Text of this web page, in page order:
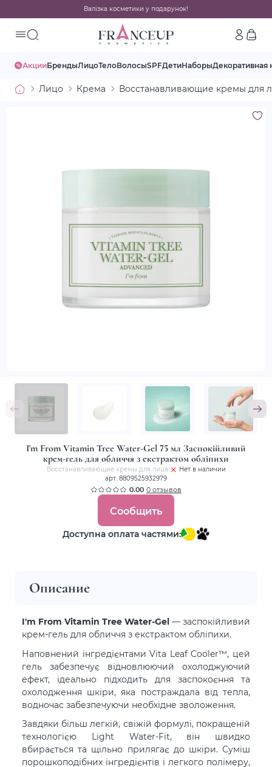
Валізка косметики у подарунок!
АкцииБрендыЛицоТелоВолосыSPFДетиНаборыДекоративная
Лицо Крема Восстанавливающие кремы для
I'm From Vitamin Tree Water-Gel 75 мл Заспокійливий
крем-гель для обличчя з екстрактом обліпихи
Восстанавливающие кремы для лица
Нет в наличии
арт. 8809525932979
0.00 0 отзывов
Сообщить
Доступна оплата частями:
Описание
I'm From Vitamin Tree Water-Gel — заспокійливий
крем-гель для обличчя з екстрактом обліпихи.
Наповнений інгредієнтами Vita Leaf Cooler™, цей
гель забезпечує відновлюючий охолоджуючий
ефект, ідеально підходить для заспокоєння та
охолодження шкіри, яка постраждала від тепла,
водночас забезпечуючи необхідне зволоження.
Завдяки більш легкій, свіжій формулі, покращеній
технологією Light Water-Fit, він швидко
вбирається та щільно прилягає до шкіри. Суміш
порошкоподібних інгредієнтів і легкого полімеру,